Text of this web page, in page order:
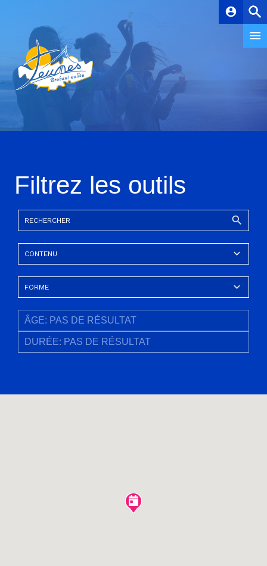
account_circle
Filtrez les outils